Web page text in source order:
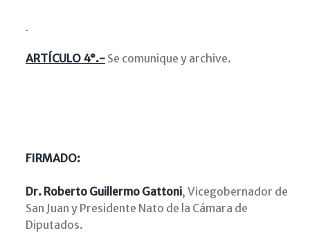
ARTÍCULO 4°.- Se comunique y archive.
FIRMADO:
Dr. Roberto Guillermo Gattoni, Vicegobernador de
San Juan y Presidente Nato de la Cámara de
Diputados.